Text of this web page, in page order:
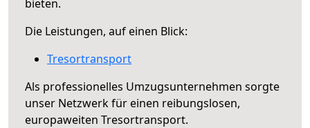
bieten.
Die Leistungen, auf einen Blick:
Tresortransport
Als professionelles Umzugsunternehmen sorgte
unser Netzwerk für einen reibungslosen,
europaweiten Tresortransport.